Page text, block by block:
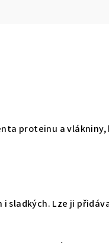
proteinu a
sladkých. Lze ji